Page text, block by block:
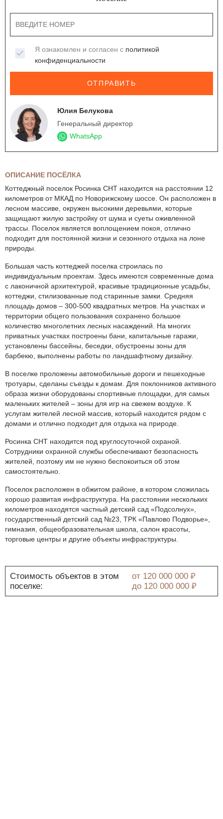
Я ознакомлен и согласен с политикой
конфиденциальности
ОТПРАВИТЬ
Юлия Белукова
Генеральный директор
WhatsApp
ОПИСАНИЕ ПОСЁЛКА
Коттеджный поселок Росинка СНТ находится на расстоянии 12
километров от МКАД по Новорижскому шоссе. Он расположен в
лесном массиве, окружен высокими деревьями, которые
защищают жилую застройку от шума и суеты оживленной
трассы. Поселок является воплощением покоя, отлично
подходит для постоянной жизни и сезонного отдыха на лоне
природы.
Большая часть коттеджей поселка строилась по
индивидуальным проектам. Здесь имеются современные дома
с лаконичной архитектурой, красивые традиционные усадьбы,
коттеджи, стилизованные под старинные замки. Средняя
площадь домов – 300-500 квадратных метров. На участках и
территории общего пользования сохранено большое
количество многолетних лесных насаждений. На многих
приватных участках построены бани, капитальные гаражи,
установлены бассейны, беседки, обустроены зоны для
барбекю, выполнены работы по ландшафтному дизайну.
В поселке проложены автомобильные дороги и пешеходные
тротуары, сделаны съезды к домам. Для поклонников активного
образа жизни оборудованы спортивные площадки, для самых
маленьких жителей – зоны для игр на свежем воздухе. К
услугам жителей лесной массив, который находится рядом с
домами и отлично подходит для отдыха на природе.
Росинка СНТ находится под круглосуточной охраной.
Сотрудники охранной службы обеспечивают безопасность
жителей, поэтому им не нужно беспокоиться об этом
самостоятельно.
Поселок расположен в обжитом районе, в котором сложилась
хорошо развитая инфраструктура. На расстоянии нескольких
километров находятся частный детский сад «Подсолнух»,
государственный детский сад №23, ТРК «Павлово Подворье»,
гимназия, общеобразовательная школа, салон красоты,
торговые центры и другие объекты инфраструктуры.
Стоимость объектов в этом
поселке:
от 120 000 000 ₽
до 120 000 000 ₽